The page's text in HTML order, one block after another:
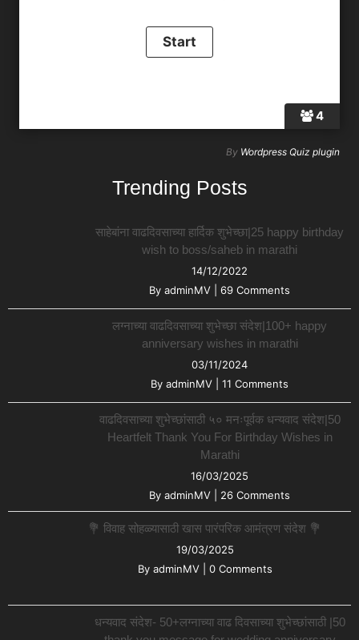
4
By Wordpress Quiz plugin
Trending Posts
साहेबांना वाढदिवसाच्या हार्दिक शुभेच्छा|25 happy birthday
wish to boss/saheb in marathi
14/12/2022
By adminMV 69 Comments
लग्नाच्या वाढदिवसाच्या शुभेच्छा संदेश|100+ happy
anniversary wishes in marathi
03/11/2024
By adminMV 11 Comments
वाढदिवसाच्या शुभेच्छांसाठी ५० मनःपूर्वक धन्यवाद संदेश|50
Heartfelt Thank You For Birthday Wishes in
Marathi
16/03/2025
By adminMV 26 Comments
💐 विवाह सोहळ्यासाठी खास पारंपरिक आमंत्रण संदेश 💐
19/03/2025
By adminMV| 0 Comments
धन्यवाद संदेश- 50+लग्नाच्या वाढ दिवसाच्या शुभेच्छांसाठी |50